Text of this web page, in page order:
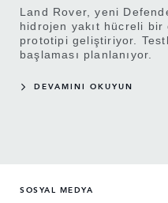
Land Rover, yeni
hidrojen yakıt hücreli
prototipi geliştiriyor.
başlaması planlanıyor.
DEVAMINI OKUYUN
SOSYAL MEDYA